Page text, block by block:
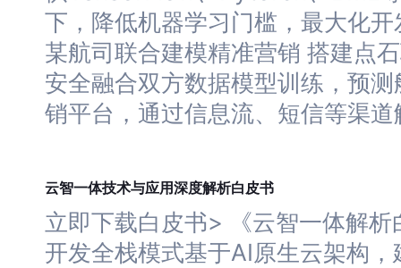
云边协同、自主进化的视觉智能体平台 赋能合作伙伴打造客
下，降低机器学习门槛，最大化
某航司联合建模精准营销 搭建点
安全融合双方数据模型训练，预
销平台，通过信息流、短信等渠
云智一体技术与应用深度解析白皮书
立即下载白皮书> 《云智一体解
开发全栈模式基于AI原生云架构